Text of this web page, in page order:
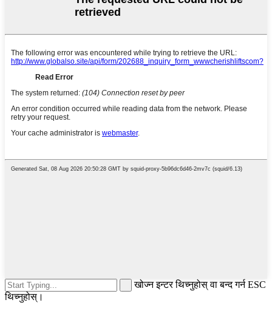
खोज्न इन्टर थिच्नुहोस् वा बन्द गर्न ESC
थिच्नुहोस्।